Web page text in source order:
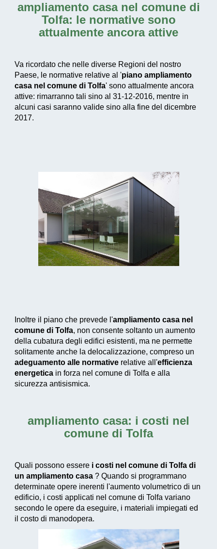
ampliamento casa nel comune di
Tolfa: le normative sono
attualmente ancora attive
Va ricordato che nelle diverse Regioni del nostro
Paese, le normative relative al 'piano ampliamento
casa nel comune di Tolfa' sono attualmente ancora
attive: rimarranno tali sino al 31-12-2016, mentre in
alcuni casi saranno valide sino alla fine del dicembre
2017.
Inoltre il piano che prevede l'ampliamento casa nel
comune di Tolfa, non consente soltanto un aumento
della cubatura degli edifici esistenti, ma ne permette
solitamente anche la delocalizzazione, compreso un
adeguamento alle normative relative all'efficienza
energetica in forza nel comune di Tolfa e alla
sicurezza antisismica.
ampliamento casa: i costi nel
comune di Tolfa
Quali possono essere i costi nel comune di Tolfa di
un ampliamento casa ? Quando si programmano
determinate opere inerenti l'aumento volumetrico di un
edificio, i costi applicati nel comune di Tolfa variano
secondo le opere da eseguire, i materiali impiegati ed
il costo di manodopera.